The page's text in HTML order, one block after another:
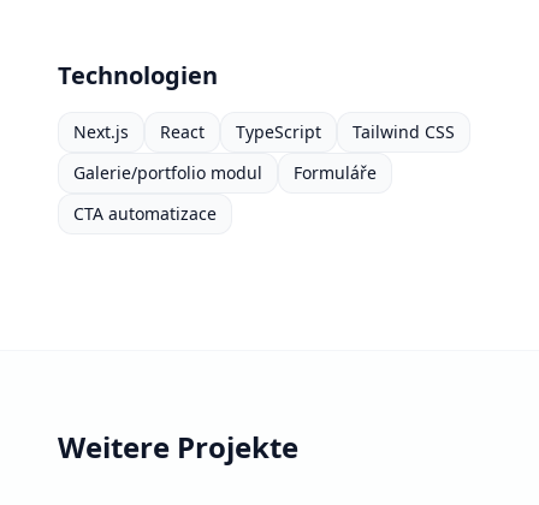
Technologien
Next.js React TypeScript
Tailwind CSS
Galerie/portfolio modul
Formuláře
CTA automatizace
Weitere Projekte